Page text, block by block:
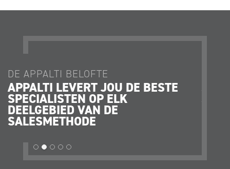
DE APPALTI BELOFTE
APPALTI LEVERT JOU DE BESTE
SPECIALISTEN OP ELK
DEELGEBIED VAN DE
SALESMETHODE